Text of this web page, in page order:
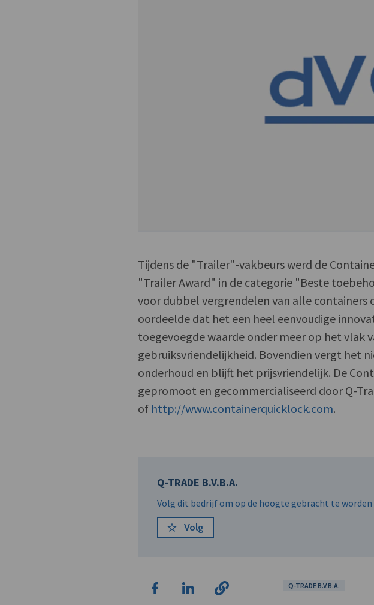
Tijdens de "Trailer"-vakbeurs werd de
"Trailer Award" in de categorie "Beste
voor dubbel vergrendelen van alle containers
oordeelde dat het een heel eenvoudige
toegevoegde waarde onder meer op het vlak
gebruiksvriendelijkheid. Bovendien vergt het
onderhoud en blijft het prijsvriendelijk. De
gepromoot en gecommercialiseerd door Q-
of http://www.containerquicklock.com.
Q-TRADE B.V.B.A.
Volg dit bedrijf om op de hoogte gebracht te worden
Volg
Q-TRADE B.V.B.A.